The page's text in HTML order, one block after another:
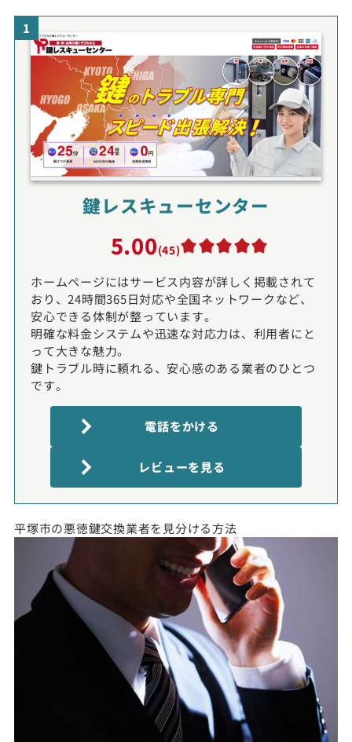
1
鍵レスキューセンター
5.00(45)
ホームページにはサービス内容が詳しく掲載されて
おり、24時間365日対応や全国ネットワークなど、
安心できる体制が整っています。
明確な料金システムや迅速な対応力は、利用者にと
って大きな魅力。
鍵トラブル時に頼れる、安心感のある業者のひとつ
です。
電話をかける
レビューを見る
平塚市の悪徳鍵交換業者を見分ける方法